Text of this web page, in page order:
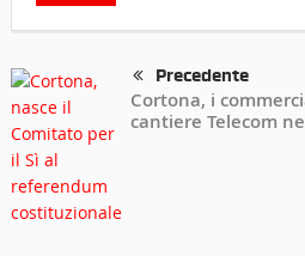
Precedente
Cortona, i
cantiere Telecom